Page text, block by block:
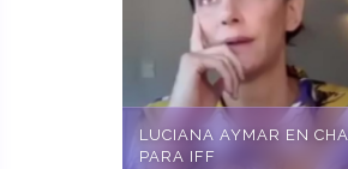
LUCIANA AYMAR EN
PARA IFF